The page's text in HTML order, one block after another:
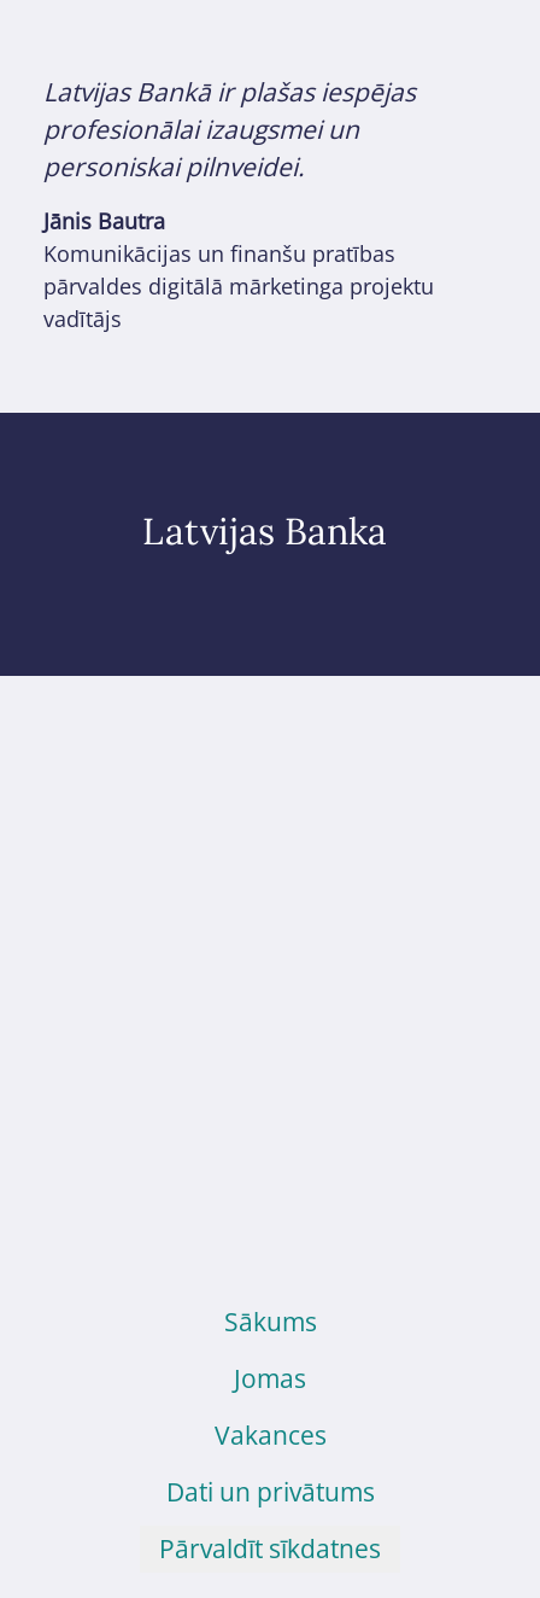
Latvijas Bankā ir plašas iespējas
profesionālai izaugsmei un
personiskai pilnveidei.
Jānis Bautra
Komunikācijas un finanšu pratības
pārvaldes digitālā mārketinga projektu
vadītājs
Sākums
Jomas
Vakances
Dati un privātums
Pārvaldīt sīkdatnes